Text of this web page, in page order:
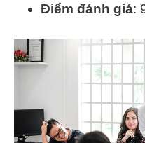
Điểm đánh giá: